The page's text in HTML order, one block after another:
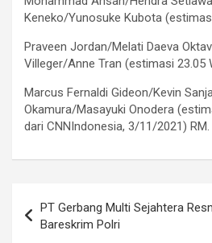
Keneko/Yunosuke Kubota
Praveen Jordan/Melati Daeva
Villeger/Anne Tran (estimasi 23.05
Marcus Fernaldi Gideon/Kevin
Okamura/Masayuki Onodera
dari CNNIndonesia, 3/11/2021) RM.
pos
PT Gerbang Multi Sejahtera
Bareskrim Polri